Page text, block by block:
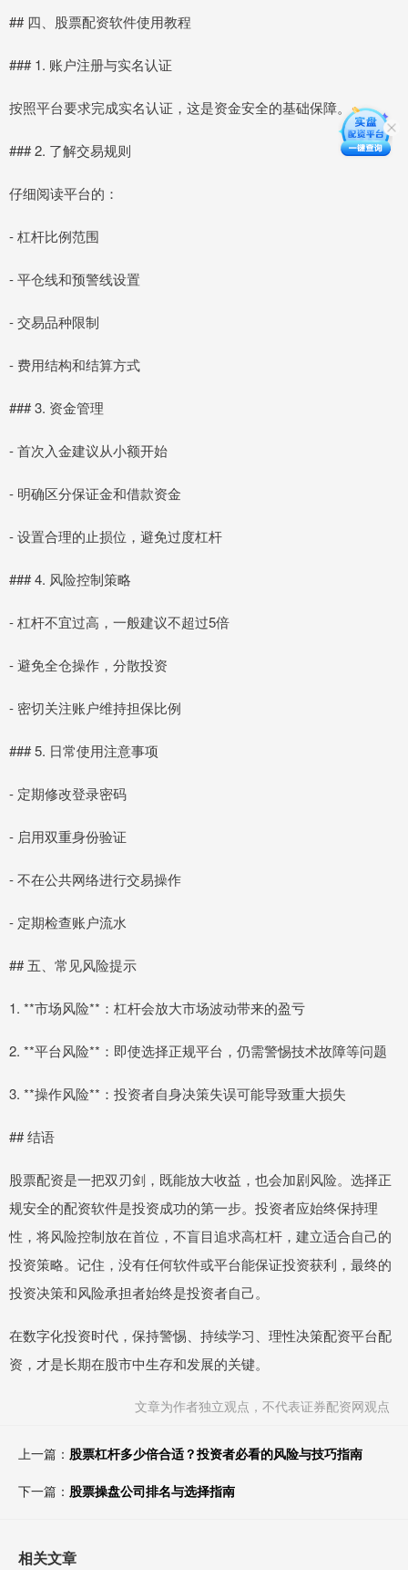
## 四、股票配资软件使用教程
### 1. 账户注册与实名认证
按照平台要求完成实名认证，这是资金安全的基础保障。
### 2. 了解交易规则
仔细阅读平台的：
- 杠杆比例范围
- 平仓线和预警线设置
- 交易品种限制
- 费用结构和结算方式
### 3. 资金管理
- 首次入金建议从小额开始
- 明确区分保证金和借款资金
- 设置合理的止损位，避免过度杠杆
### 4. 风险控制策略
- 杠杆不宜过高，一般建议不超过5倍
- 避免全仓操作，分散投资
- 密切关注账户维持担保比例
### 5. 日常使用注意事项
- 定期修改登录密码
- 启用双重身份验证
- 不在公共网络进行交易操作
- 定期检查账户流水
## 五、常见风险提示
1. **市场风险**：杠杆会放大市场波动带来的盈亏
2. **平台风险**：即使选择正规平台，仍需警惕技术故障等问题
3. **操作风险**：投资者自身决策失误可能导致重大损失
## 结语
股票配资是一把双刃剑，既能放大收益，也会加剧风险。选择正
规安全的配资软件是投资成功的第一步。投资者应始终保持理
性，将风险控制放在首位，不盲目追求高杠杆，建立适合自己的
投资策略。记住，没有任何软件或平台能保证投资获利，最终的
投资决策和风险承担者始终是投资者自己。
在数字化投资时代，保持警惕、持续学习、理性决策配资平台配
资，才是长期在股市中生存和发展的关键。
文章为作者独立观点，不代表证券配资网观点
上一篇： 股票杠杆多少倍合适？投资者必看的风险与技巧指南
下一篇： 股票操盘公司排名与选择指南
相关文章